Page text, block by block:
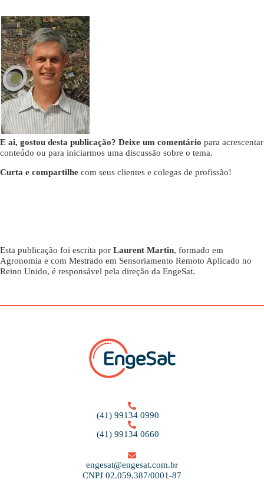
E ai, gostou desta publicação? Deixe um comentário para acrescentar
conteúdo ou para iniciarmos uma discussão sobre o tema.
Curta e compartilhe com seus clientes e colegas de profissão!
Esta publicação foi escrita por Laurent Martin, formado em
Agronomia e com Mestrado em Sensoriamento Remoto Aplicado no
Reino Unido, é responsável pela direção da EngeSat.
(41) 99134 0990
(41) 99134 0660
engesat@engesat.com.br
CNPJ 02.059.387/0001-87